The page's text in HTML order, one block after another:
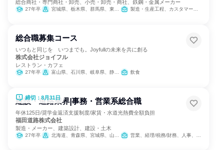
総合商社・専門商社・卸売、小売・卸売・商社、鉄鋼・金属メーカー
27年卒 宮城県、栃木県、群馬県、東京都、神奈川県、静岡県、愛知県、大阪府、福岡県 製造・生産工程、カスタマーサクセス、IT、営業、バックオフィス・事務・受付、経理/税務/財務、人事、総務
総合職募集コース
いつもと同じを いつまでも。Joyfullの未来を共に創る
株式会社ジョイフル
レストラン・カフェ
27年卒 富山県、石川県、岐阜県、静岡県、愛知県、三重県 飲食
締切：8月31日
建設・道路業界|事務・営業系総合職
年休125日/奨学金返済支援制度/家賃・水道光熱費全額負担
福田道路株式会社
製造・メーカー、建築設計、建設・土木
27年卒 北海道、青森県、宮城県、山形県、福島県、埼玉県、千葉県、東京都、神奈川県、新潟県、岐阜県、静岡県、愛知県、京都府、大阪府、兵庫県、広島県、福岡県 営業、経理/税務/財務、人事、総務、IT